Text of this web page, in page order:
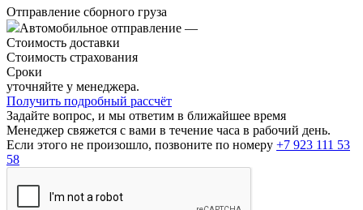
Отправление сборного груза
Автомобильное отправление —
Стоимость доставки
Стоимость страхования
Сроки
уточняйте у менеджера.
Получить подробный рассчёт
Задайте вопрос, и мы ответим в ближайшее время
Менеджер свяжется с вами в течение часа в рабочий день.
Если этого не произошло, позвоните по номеру +7 923 111 53
58